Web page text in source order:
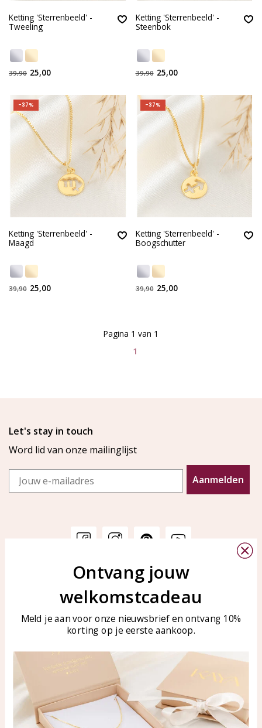
Ketting 'Sterrenbeeld' -
Tweeling
39,90 25,00
Ketting 'Sterrenbeeld' -
Steenbok
39,90 25,00
-37%
Ketting 'Sterrenbeeld' -
Maagd
39,90 25,00
-37%
Ketting 'Sterrenbeeld' -
Boogschutter
39,90 25,00
1
Pagina 1 van 1
Let's stay in touch
Word lid van onze mailinglijst
Email
Aanmelden
Veelgestelde vragen
Sieraden onderhouden
KAYA Sieraden
Bellen of WhatsApp Ma-Vr
tussen 09:00-17:00
Tel: 0850003187
WhatsApp: 0850003187
klantenservice@kayasierade
Producten KAYA Sieraden
Ontvang jouw
welkomstcadeau
Meld je aan voor onze nieuwsbrief en ontvang 10%
korting op je eerste aankoop.